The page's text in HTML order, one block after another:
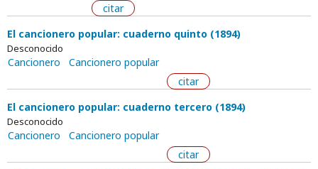
citar
El cancionero popular: cuaderno quinto (1894)
Desconocido
Cancionero
Cancionero popular
citar
El cancionero popular: cuaderno tercero (1894)
Desconocido
Cancionero
Cancionero popular
citar